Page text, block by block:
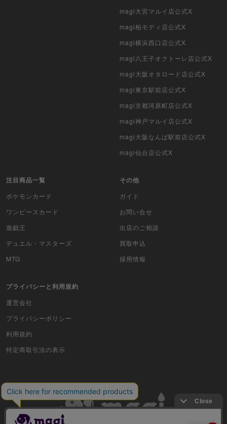
magi大宮マルイ店公式X
magi柏モディ店公式X
magi横浜西口店公式X
magi八王子オクトーレ店公式X
magi大阪オタロード店公式X
magi東京駅前店公式X
magi京都河原町店公式X
magi神戸マルイ店公式X
magi大阪なんば駅前店公式X
magi仙台店公式X
注目商品一覧
ポケモンカード
ワンピースカード
遊戯王
デュエル・マスターズ
MTG
その他
ガイド
お問い合せ
出店のご相談
買取申込
採用情報
プライバシーと利用規約
運営会社
プライバシーポリシー
利用規約
特定商取引法の表示